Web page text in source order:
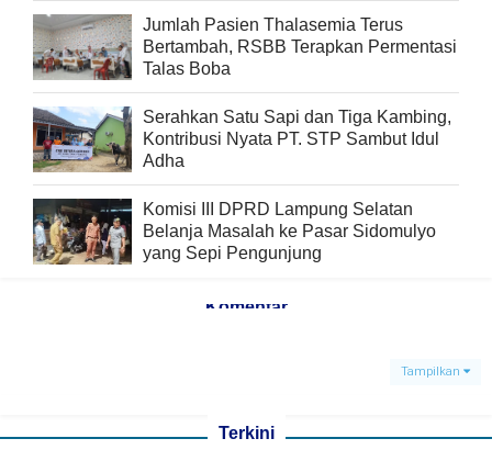
Jumlah Pasien Thalasemia Terus
Bertambah, RSBB Terapkan Permentasi
Talas Boba
Serahkan Satu Sapi dan Tiga Kambing,
Kontribusi Nyata PT. STP Sambut Idul
Adha
Komisi III DPRD Lampung Selatan
Belanja Masalah ke Pasar Sidomulyo
yang Sepi Pengunjung
Komentar
Tampilkan
Terkini